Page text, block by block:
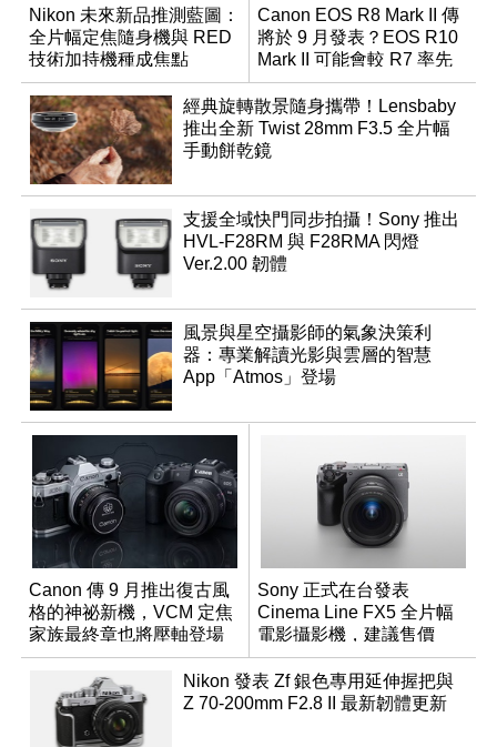
Nikon 未來新品推測藍圖：
全片幅定焦隨身機與 RED
技術加持機種成焦點
Canon EOS R8 Mark II 傳
將於 9 月發表？EOS R10
Mark II 可能會較 R7 率先
推出
經典旋轉散景隨身攜帶！Lensbaby
推出全新 Twist 28mm F3.5 全片幅
手動餅乾鏡
支援全域快門同步拍攝！Sony 推出
HVL-F28RM 與 F28RMA 閃燈
Ver.2.00 韌體
風景與星空攝影師的氣象決策利
器：專業解讀光影與雲層的智慧
App「Atmos」登場
Canon 傳 9 月推出復古風
格的神祕新機，VCM 定焦
家族最終章也將壓軸登場
Sony 正式在台發表
Cinema Line FX5 全片幅
電影攝影機，建議售價
NT$144,980
Nikon 發表 Zf 銀色專用延伸握把與
Z 70-200mm F2.8 II 最新韌體更新